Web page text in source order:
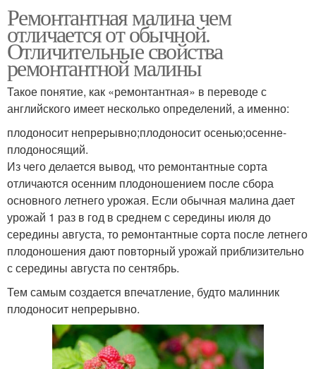
Ремонтантная малина чем
отличается от обычной.
Отличительные свойства
ремонтантной малины
Такое понятие, как «ремонтантная» в переводе с
английского имеет несколько определений, а именно:
плодоносит непрерывно;плодоносит осенью;осенне-
плодоносящий.
Из чего делается вывод, что ремонтантные сорта
отличаются осенним плодоношением после сбора
основного летнего урожая. Если обычная малина дает
урожай 1 раз в год в среднем с середины июля до
середины августа, то ремонтантные сорта после летнего
плодоношения дают повторный урожай приблизительно
с середины августа по сентябрь.
Тем самым создается впечатление, будто малинник
плодоносит непрерывно.